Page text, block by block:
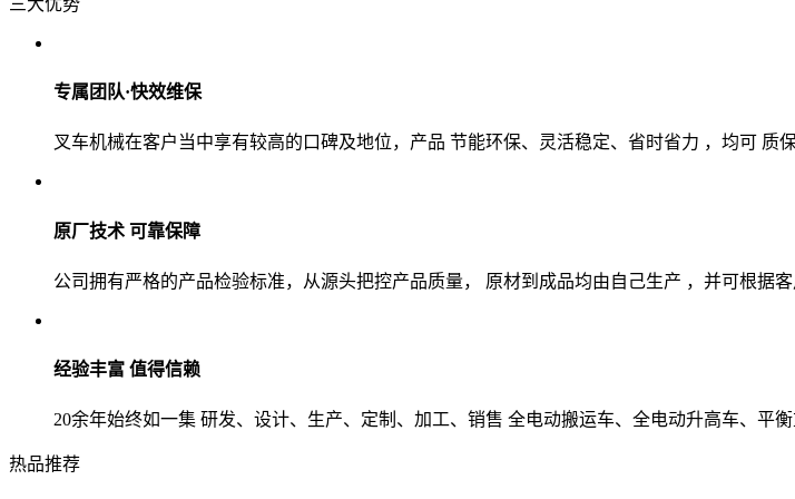
专属团队·快效维保
叉车机械在客户当中享有较高的口碑及地位，产品 节能环保、灵活稳定、省时省力 ，均可 质
原厂技术 可靠保障
公司拥有严格的产品检验标准，从源头把控产品质量， 原材到成品均由自己生产 ，并可根据
经验丰富 值得信赖
20余年始终如一集 研发、设计、生产、定制、加工、销售 全电动搬运车、全电动升高车、平
热品推荐